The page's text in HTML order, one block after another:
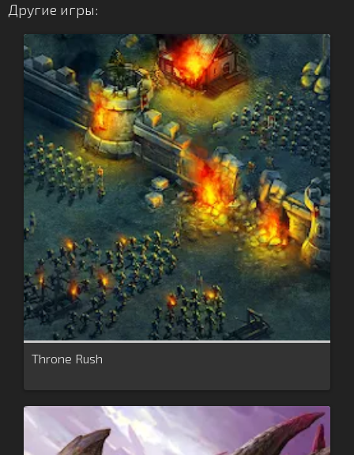
Другие игры:
Throne Rush